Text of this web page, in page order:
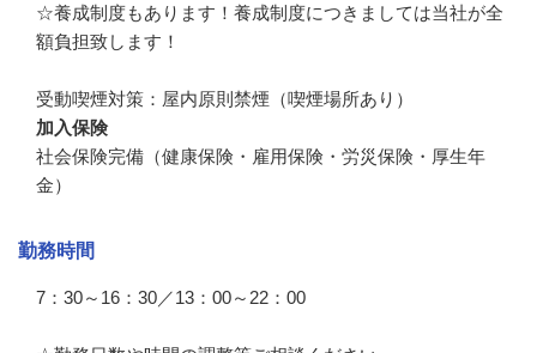
☆養成制度もあります！養成制度につきましては当社が全
額負担致します！
受動喫煙対策：屋内原則禁煙（喫煙場所あり）
加入保険
社会保険完備（健康保険・雇用保険・労災保険・厚生年
金）
勤務時間
7：30～16：30／13：00～22：00